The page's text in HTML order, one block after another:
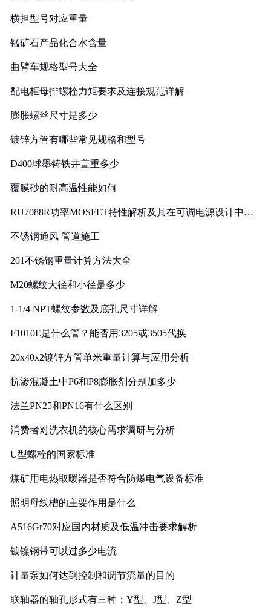
横担型号对应重量
锰矿石产品化合水含量
曲臂车规格型号大全
配电柜母排螺栓力矩要求及连接规范详解
膨胀螺丝尺寸是多少
镀锌方管有哪些常见规格和型号
D400球墨铸铁井盖重多少
覆膜砂的耐高温性能如何
RU7088R功率MOSFET特性解析及其在可调电源设计中的
不锈钢通风 管道施工
201不锈钢重量计算方法大全
M20螺纹大径和小径是多少
1-1/4 NPT螺纹参数及底孔尺寸详解
F1010E是什么管？能否用3205或3505代换
20x40x2镀锌方管单米重量计算与应用分析
抗渗混凝土中P6和P8膨胀剂分别加多少
法兰PN25和PN16有什么区别
消费者对洗衣机的核心需求调研与分析
U型螺栓的国家标准
煤矿用电热取暖器是否符合防爆电气设备标准
照明母线槽的主要作用是什么
A516Gr70对应国内材质及低温冲击要求解析
镀镍钢带可以过多少电流
计量泵如何达到控制和调节流量的目的
联轴器的轴孔形式有三种：Y型、J型、Z型